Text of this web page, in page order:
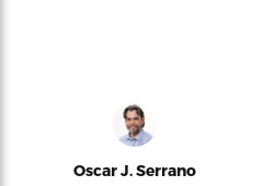
Oscar J. Serrano